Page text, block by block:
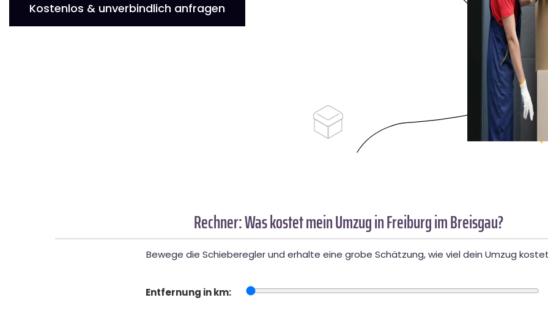
Kostenlos & unverbindlich anfragen
Rechner: Was kostet mein Umzug in Freiburg im Breisgau?
Bewege die Schieberegler und erhalte eine grobe Schätzung, wie viel dein Umzug
Entfernung in km: